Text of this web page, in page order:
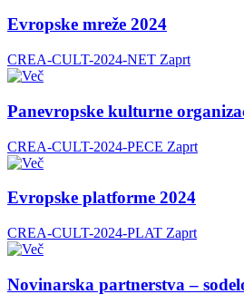
Evropske mreže 2024
CREA-CULT-2024-NET Zaprt
Panevropske kulturne
CREA-CULT-2024-PECE Zaprt
Evropske platforme 2024
CREA-CULT-2024-PLAT Zaprt
Novinarska partnerstva –